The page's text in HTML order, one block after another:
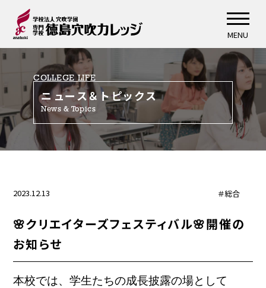
MENU
COLLEGE LIFE
ニュース＆トピックス
News & Topics
2023.12.13 ＃総合
🌸クリエイターズフェスティバル🌸開催の
お知らせ
本校では、学生たちの成長披露の場として